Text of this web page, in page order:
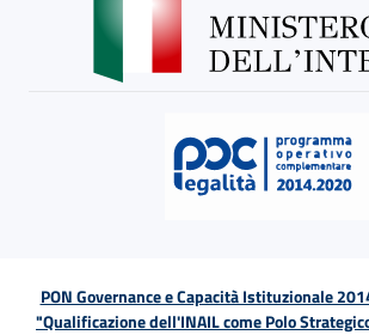
PON Governance e Capacità Istituzionale
"Qualificazione dell'INAIL come Polo